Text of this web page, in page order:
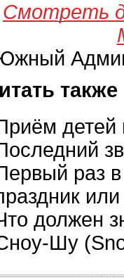
Смотреть
Читать также
детей
раз
должен
Шу